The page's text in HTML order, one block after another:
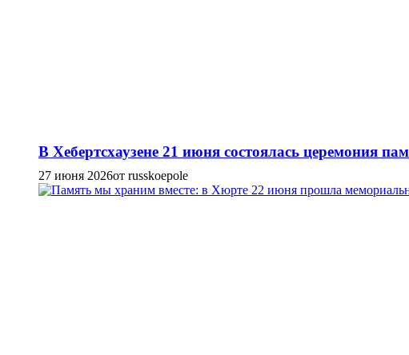
В Хебертсхаузене 21 июня состоялась церемония
27 июня 2026от russkoepole